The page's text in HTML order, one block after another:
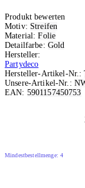
Produkt bewerten
Motiv: Streifen
Material:Folie
Detailfarbe: Gold
Hersteller:
Partydeco
Hersteller-Artikel-Nr.:
Unsere-Artikel-Nr.:
EAN: 5901157450753
Mindestbestellmenge: 4